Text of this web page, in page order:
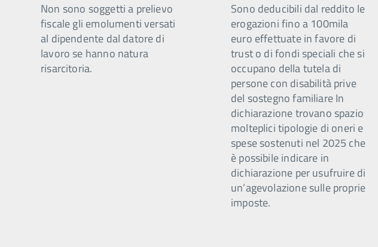
Non sono soggetti a prelievo
fiscale gli emolumenti versati
al dipendente dal datore di
lavoro se hanno natura
risarcitoria.
Sono deducibili dal reddito le
erogazioni fino a 100mila
euro effettuate in favore di
trust o di fondi speciali che si
occupano della tutela di
persone con disabilità prive
del sostegno familiare In
dichiarazione trovano spazio
molteplici tipologie di oneri e
spese sostenuti nel 2025 che
è possibile indicare in
dichiarazione per usufruire di
un’agevolazione sulle proprie
imposte.